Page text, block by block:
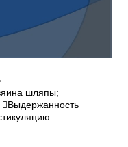
шляпы;